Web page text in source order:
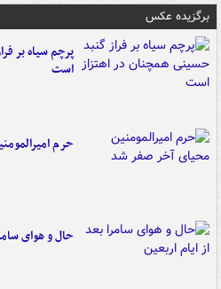
برگزیده عکس
پرچم سیاه بر
است
حرم
حال و هوای